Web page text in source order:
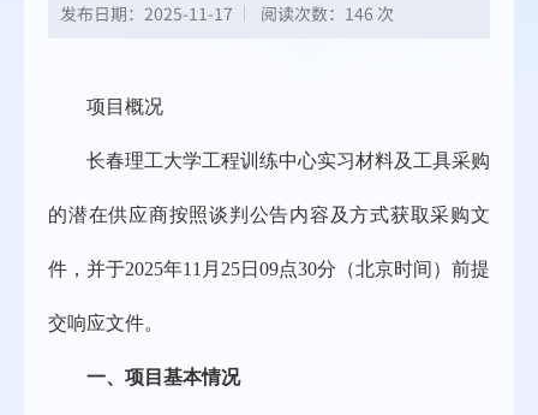
发布日期：2025-11-17 阅读次数： 146 次
项目概况
长春理工大学工程训练中心实习材料及工具采购
的潜在供应商按照谈判公告内容及方式获取采购文
件，并于2025年11 月 25日 09点30分（北京时间）前提
交响应文件。
一、 项目基本情况